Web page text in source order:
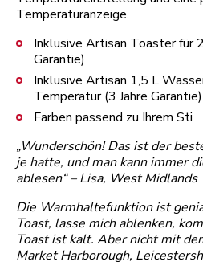
Temperaturanzeige.
Inklusive Artisan Toaster für
Garantie)
Inklusive Artisan 1,5 L
Temperatur (3 Jahre Garantie)
Farben passend zu Ihrem Sti
„Wunderschön! Das ist der
je hatte, und man kann immer
ablesen“ – Lisa, West Midlands
Die Warmhaltefunktion ist
Toast, lasse mich ablenken,
Toast ist kalt. Aber nicht mit
Market Harborough,